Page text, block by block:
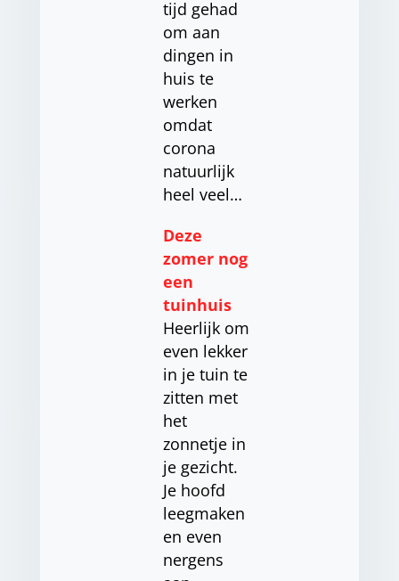
tijd gehad
om aan
dingen in
huis te
werken
omdat
corona
natuurlijk
heel veel…
Deze
zomer nog
een
tuinhuis
Heerlijk om
even lekker
in je tuin te
zitten met
het
zonnetje in
je gezicht.
Je hoofd
leegmaken
en even
nergens